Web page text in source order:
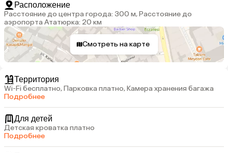
Расположение
Расстояние до центра города: 300 м, Расстояние до
аэропорта Ататюрка: 20 км
Смотреть на карте
Территория
Wi-Fi бесплатно, Парковка платно, Камера хранения багажа
Подробнее
Для детей
Детская кроватка платно
Подробнее